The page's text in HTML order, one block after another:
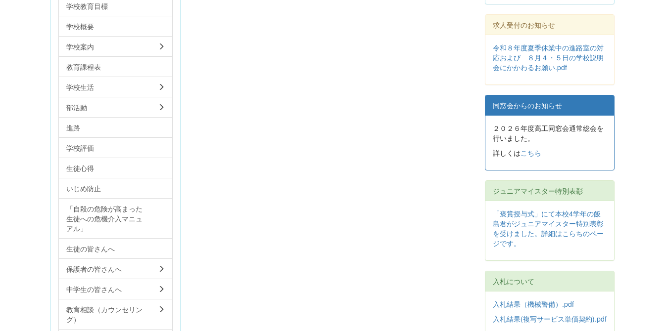
学校教育目標
学校概要
学校案内
教育課程表
学校生活
部活動
進路
学校評価
生徒心得
いじめ防止
「自殺の危険が高まった
生徒への危機介入マニュ
アル」
生徒の皆さんへ
保護者の皆さんへ
中学生の皆さんへ
教育相談（カウンセリン
グ）
求人受付のお知らせ
令和８年度夏季休業中の進路室の対
応および ８月４・５日の学校説明
会にかかわるお願い.pdf
同窓会からのお知らせ
２０２６年度高工同窓会通常総会を
行いました。
詳しくはこちら
ジュニアマイスター特別表彰
「褒賞授与式」にて本校4学年の飯
島君がジュニアマイスター特別表彰
を受けました。詳細はこらちのペー
ジです。
入札について
入札結果（機械警備）.pdf
入札結果(複写サービス単価契約).pdf